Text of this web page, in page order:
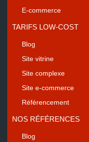
E-commerce
TARIFS LOW-COST
Blog
Site vitrine
Site complexe
Site e-commerce
Référencement
NOS RÉFÉRENCES
Blog